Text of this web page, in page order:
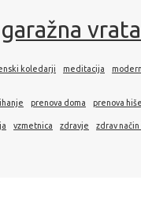
garažna vrata
koledarji meditacija
prenova doma prenova hiše
vzmetnica zdravje zdrav